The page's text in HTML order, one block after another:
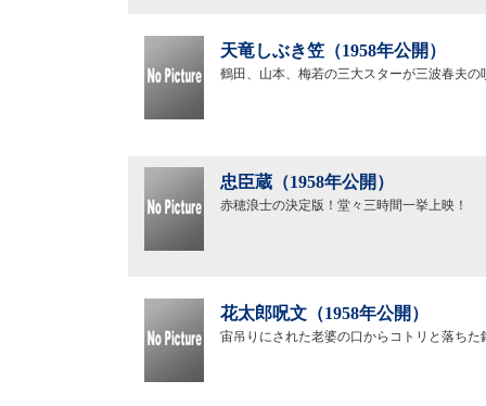
天竜しぶき笠（1958年公開）
鶴田、山本、梅若の三大スターが三波春夫
忠臣蔵（1958年公開）
赤穂浪士の決定版！堂々三時間一挙上映！
花太郎呪文（1958年公開）
宙吊りにされた老婆の口からコトリと落ち